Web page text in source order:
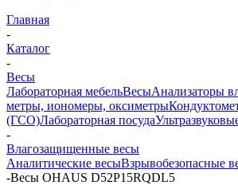
Главная
-
Каталог
-
Весы
Лабораторная мебельВесыАнализаторы
метры, иономеры, оксиметры
(ГСО)Лабораторная посуда
-
Влагозащищенные весы
Аналитические весыВзрывобезопасные
-Весы OHAUS D52P15RQDL5